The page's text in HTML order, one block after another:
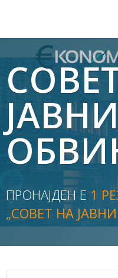
АКТУЕЛНО
ЕКОНОМИЈА
ФИНАНСИИ
БАНКАРСТВО
ЖИВОТ
МОЗАИК
ЈАВНИ
ПРОНАЈДЕН Е 1
„СОВЕТ НА